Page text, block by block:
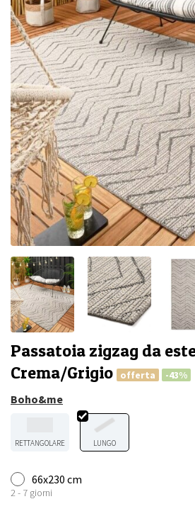
Passatoia zigzag da
Crema/Grigio
offerta -43%
Boho&me
RETTANGOLARE LUNGO
66x230 cm
2 - 7 giorni